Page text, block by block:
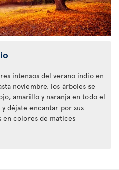
intensos del verano indio en
noviembre, los árboles se
amarillo y naranja en todo el
y déjate encantar por sus
en colores de matices